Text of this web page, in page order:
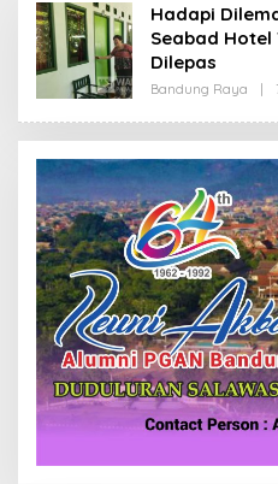
Hadapi
Seabad Hotel
Dilepas
Bandung Raya